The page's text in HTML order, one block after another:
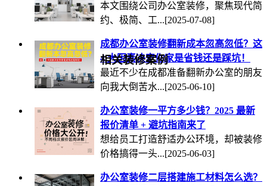
本文围绕公司办公室装修，聚焦现代简
约、极简、工...[2025-07-08]
成都办公室装修翻新成本忽高忽低？这
4 大因素决定你家是省钱还是踩坑！
最近不少在成都准备翻新办公室的朋友
向我大倒苦水...[2025-06-10]
办公室装修一平方多少钱？2025 最新
报价清单 + 避坑指南来了
想给员工打造舒适办公环境，却被装修
价格搞得一头...[2025-06-03]
办公室装修二层搭建施工材料怎么选？
相关装修案例